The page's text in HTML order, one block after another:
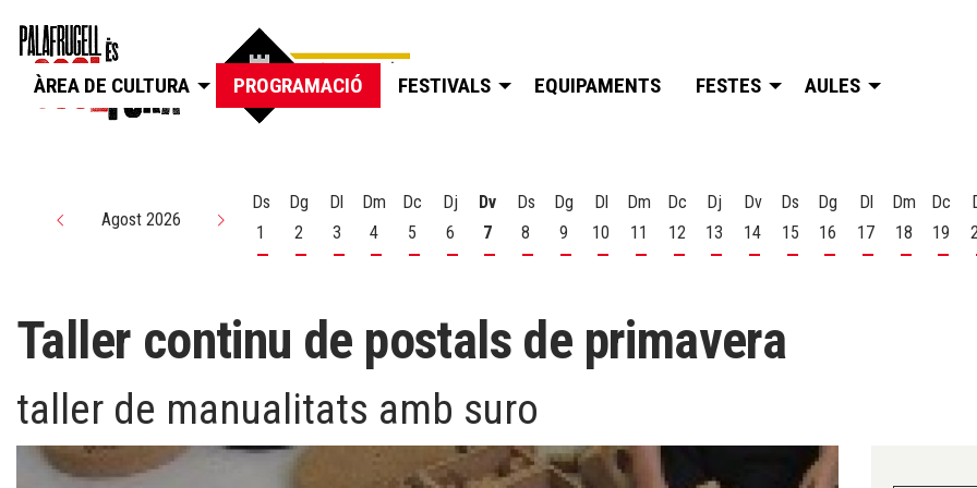
ÀREA DE CULTURA PROGRAMACIÓ FESTIVALS EQUIPAMENTS FESTES AULES
Agost 2026
Ds
1
Dissabte 1 d'agost
Dg
2
Diumenge 2 d'agost
Dl
3
Dilluns 3 d'agost
Dm
4
Dimarts 4 d'agost
Dc
5
Dimecres 5 d'agost
Dj
6
Dijous 6 d'agost
Dv
7
Divendres 7 d'agost
Ds
8
Dissabte 8 d'agost
Dg
9
Diumenge 9 d'agost
Dl
10
Dilluns 10 d'agost
Dm
11
Dimarts 11 d'agost
Dc
12
Dimecres 12 d'agost
Dj
13
Dijous 13 d'agost
Dv
14
Divendres 14 d'agost
Ds
15
Dissabte 15 d'agost
Dg
16
Diumenge 16 d'agost
Dl
17
Dilluns 17
Dm
18
Dimarts
Dc
19
Taller continu de postals de primavera
taller de manualitats amb suro